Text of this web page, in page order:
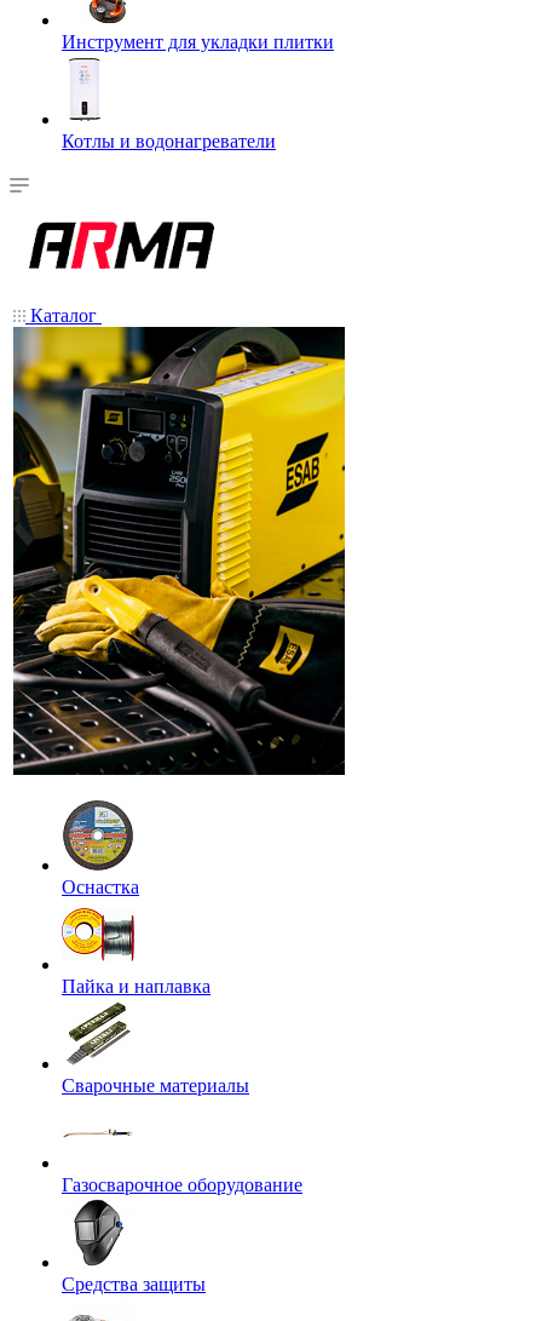
Инструмент для укладки плитки
Котлы и водонагреватели
Каталог
Оснастка
Пайка и наплавка
Сварочные материалы
Газосварочное оборудование
Средства защиты